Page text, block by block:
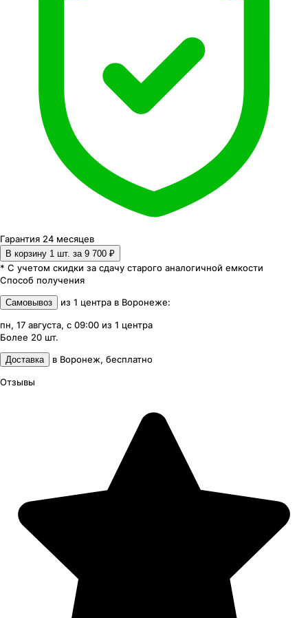
Гарантия 24 месяцев
В корзину 1 шт. за 9 700 ₽
* С учетом скидки за сдачу старого аналогичной емкости
Способ получения
Самовывоз из 1 центра в Воронеже:
пн, 17 августа, с 09:00 из 1 центра
Более 20 шт.
Доставка в Воронеж, бесплатно
Отзывы